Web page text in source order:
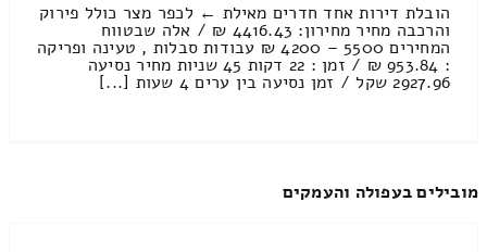
הובלת דירות אחד חדרים מאילת ← לכפר מצר כולל פירוק
והרכבה מחיר מחירון: 4416.43 ₪ / אלה שבטווח
המחירים 5500 – 4200 ₪ עבודות סבלות , טעינה ופריקה
: 953.84 ₪ / זמן : 22 דקות 45 שניות מחיר נסיעה
2927.96 שקל / זמן נסיעה בין ערים 4 שעות [...]
מובילים בעפולה והעמקים